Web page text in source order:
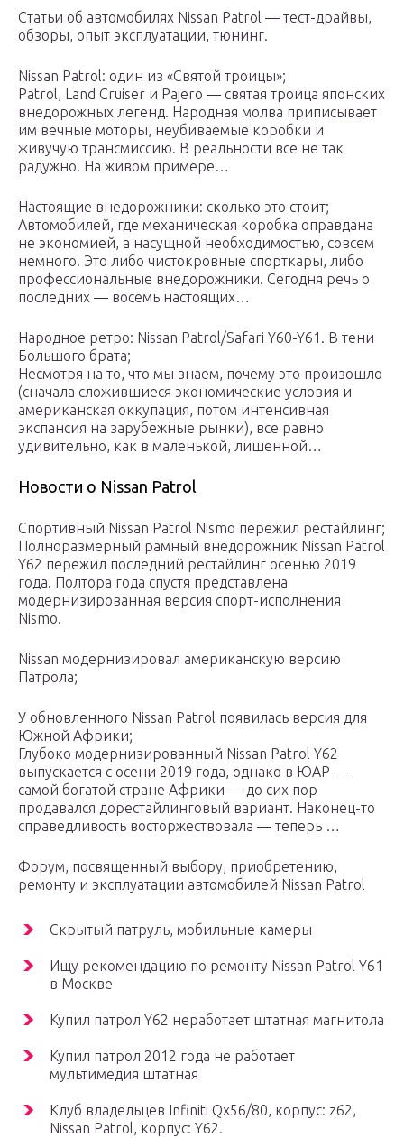
Статьи об автомобилях Nissan Patrol — тест-драйвы,
обзоры, опыт эксплуатации, тюнинг.
Nissan Patrol: один из «Святой троицы»;
Patrol, Land Cruiser и Pajero — святая троица японских
внедорожных легенд. Народная молва приписывает
им вечные моторы, неубиваемые коробки и
живучую трансмиссию. В реальности все не так
радужно. На живом примере…
Настоящие внедорожники: сколько это стоит;
Автомобилей, где механическая коробка оправдана
не экономией, а насущной необходимостью, совсем
немного. Это либо чистокровные спорткары, либо
профессиональные внедорожники. Сегодня речь о
последних — восемь настоящих…
Народное ретро: Nissan Patrol/Safari Y60-Y61. В тени
Большого брата;
Несмотря на то, что мы знаем, почему это произошло
(сначала сложившиеся экономические условия и
американская оккупация, потом интенсивная
экспансия на зарубежные рынки), все равно
удивительно, как в маленькой, лишенной…
Новости о Nissan Patrol
Спортивный Nissan Patrol Nismo пережил рестайлинг;
Полноразмерный рамный внедорожник Nissan Patrol
Y62 пережил последний рестайлинг осенью 2019
года. Полтора года спустя представлена
модернизированная версия спорт-исполнения
Nismo.
Nissan модернизировал американскую версию
Патрола;
У обновленного Nissan Patrol появилась версия для
Южной Африки;
Глубоко модернизированный Nissan Patrol Y62
выпускается с осени 2019 года, однако в ЮАР —
самой богатой стране Африки — до сих пор
продавался дорестайлинговый вариант. Наконец-то
справедливость восторжествовала — теперь …
Форум, посвященный выбору, приобретению,
ремонту и эксплуатации автомобилей Nissan Patrol
Скрытый патруль, мобильные камеры
Ищу рекомендацию по ремонту Nissan Patrol Y61
в Москве
Купил патрол Y62 неработает штатная магнитола
Купил патрол 2012 года не работает
мультимедия штатная
Клуб владельцев Infiniti Qx56/80, корпус: z62,
Nissan Patrol, корпус: Y62.